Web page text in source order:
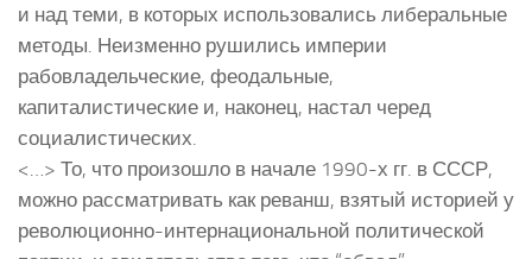
и над теми, в которых использовались либеральные
методы. Неизменно рушились империи
рабовладельческие, феодальные,
капиталистические и, наконец, настал черед
социалистических.
<…> То, что произошло в начале 1990-х гг. в СССР,
можно рассматривать как реванш, взятый историей у
революционно-интернациональной политической